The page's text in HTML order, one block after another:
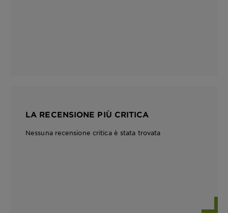
LA RECENSIONE PIÙ CRITICA
Nessuna recensione critica è stata trovata